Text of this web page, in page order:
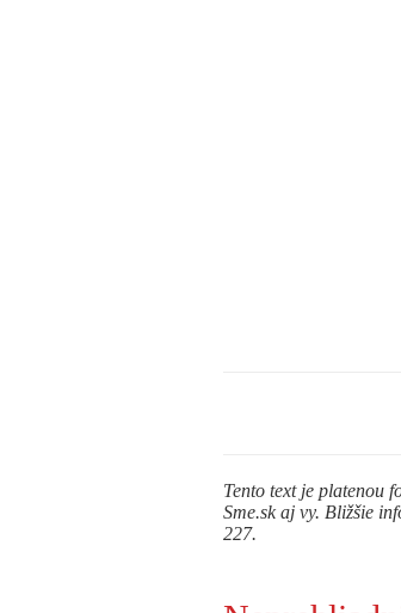
Tento text je platenou
Sme.sk aj vy. Bližšie
227.